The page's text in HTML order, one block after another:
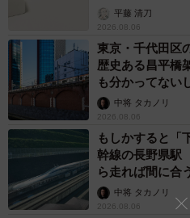
【Q5】あなたのYouTubeアカウント
はまるものをお選びください（提供画
平藤 清刀
2026.08.06
東京・千代田区
歴史ある昌平橋
も分かってない
して」中将 タカノリ
2026.08.06
もしかすると
幹線の長野県
ら走れば間に合
係が反響
中将 タカノリ
2026.08.06